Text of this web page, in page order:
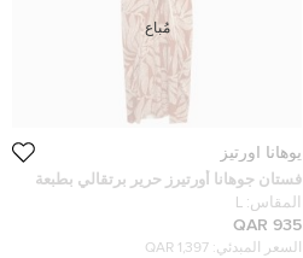
يوهانا اورتيز
فستان جوهانا أورتيرز حرير برتقالي بطبعة
وتفاصيل التفاف ماكسي مقاس كبير (لارج)
المقاس: L
935 QAR
السعر المبدئي: 1,397 QAR
مُباع